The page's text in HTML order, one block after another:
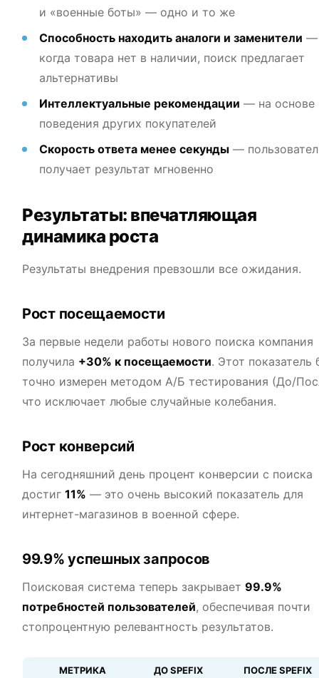
и «военные боты» — одно и то же
Способность находить аналоги и заменители —
когда товара нет в наличии, поиск предлагает
альтернативы
Интеллектуальные рекомендации — на основе
поведения других покупателей
Скорость ответа менее секунды —
получает результат мгновенно
Результаты: впечатляющая
динамика роста
Результаты внедрения превзошли все ожидания.
Рост посещаемости
За первые недели работы нового поиска компания
получила +30% к посещаемости. Этот показатель
точно измерен методом А/Б тестирования (До/
что исключает любые случайные колебания.
Рост конверсий
На сегодняшний день процент конверсии с поиска
достиг 11% — это очень высокий показатель для
интернет-магазинов в военной сфере.
99.9% успешных запросов
Поисковая система теперь закрывает 99.9%
потребностей пользователей, обеспечивая почти
стопроцентную релевантность результатов.
МЕТРИКА ДО SPEFIX ПОСЛЕ SPEFIX